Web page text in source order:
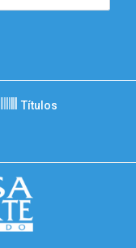
Títulos